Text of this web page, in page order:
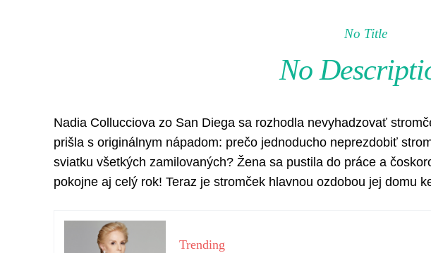
No Title
No
Nadia Collucciova zo San Diega sa rozhodla nevyhadzovať
prišla s originálnym nápadom: prečo jednoducho neprezdobiť
sviatku všetkých zamilovaných? Žena sa pustila do práce a
pokojne aj celý rok! Teraz je stromček hlavnou ozdobou jej domu
Trending